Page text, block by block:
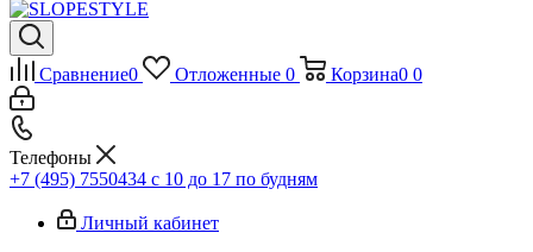
Сравнение0 Отложенные 0 Корзина0 0
Телефоны
+7 (495) 7550434 с 10 до 17 по будням
Личный кабинет